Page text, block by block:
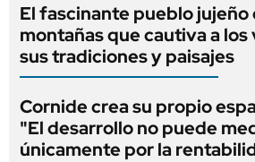
El fascinante pueblo jujeño
montañas que cautiva a
sus tradiciones y paisajes
Cornide crea su propio
"El desarrollo no puede
únicamente por la